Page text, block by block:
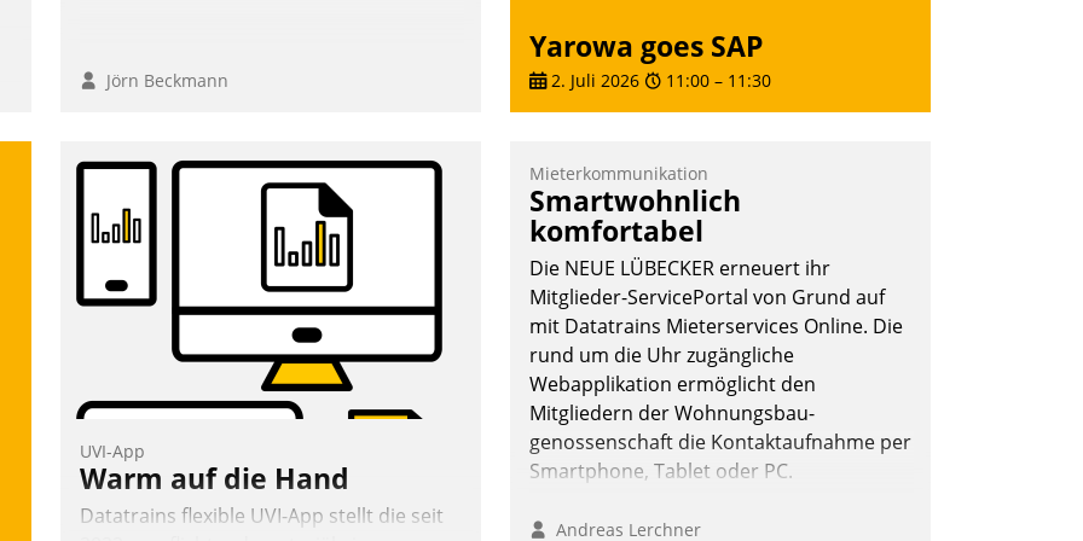
Jörn Beckmann
Yarowa goes SAP
2. Juli 2026 11:00 – 11:30
UVI-App
Warm auf die Hand
Datatrains flexible UVI-App stellt die seit
Mieterkommunikation
Smartwohnlich
komfortabel
Die NEUE LÜBECKER erneuert ihr
Mitglieder-ServicePortal von Grund auf
mit Datatrains Mieterservices Online. Die
rund um die Uhr zugängliche
Webapplikation ermöglicht den
Mitgliedern der Wohnungs­bau­
genossenschaft die Kontaktaufnahme per
Smartphone, Tablet oder PC.
Andreas Lerchner